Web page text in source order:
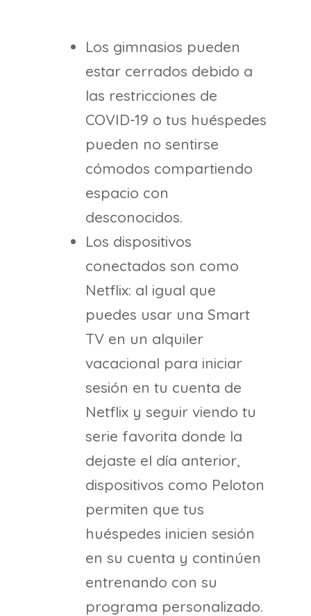
Los gimnasios pueden
estar cerrados debido a
las restricciones de
COVID-19 o tus huéspedes
pueden no sentirse
cómodos compartiendo
espacio con
desconocidos.
Los dispositivos
conectados son como
Netflix: al igual que
puedes usar una Smart
TV en un alquiler
vacacional para iniciar
sesión en tu cuenta de
Netflix y seguir viendo tu
serie favorita donde la
dejaste el día anterior,
dispositivos como Peloton
permiten que tus
huéspedes inicien sesión
en su cuenta y continúen
entrenando con su
programa personalizado.